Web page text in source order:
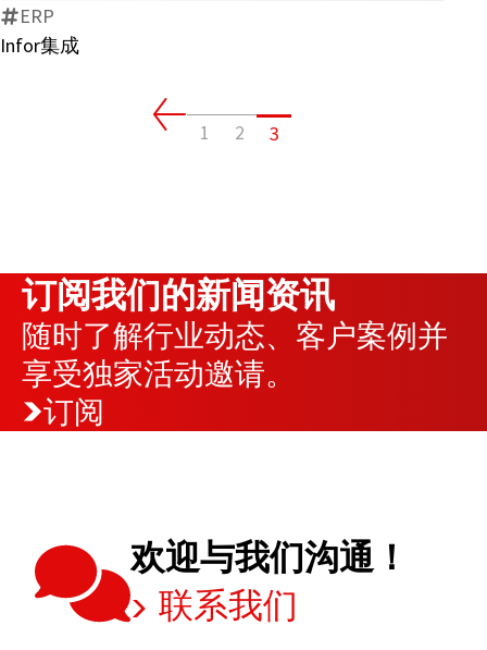
ERP
Infor集成
1 2 3
订阅我们的新闻资讯
随时了解行业动态、客户案例并
享受独家活动邀请。
订阅
欢迎与我们沟通！
联系我们